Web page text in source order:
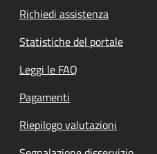
Richiedi assistenza
Statistiche del portale
Leggi le FAQ
Pagamenti
Riepilogo valutazioni